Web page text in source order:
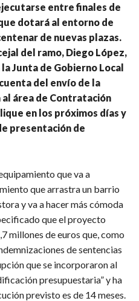
entre finales de
dotará al entorno de
de nuevas plazas.
del ramo, Diego López,
Junta de Gobierno Local
del envío de la
área de Contratación
en los próximos días y
presentación de
que va a
que arrastra un barrio
y va a hacer más cómoda
que el proyecto
millones de euros que, como
de sentencias
que se incorporaron al
presupuestaria” y ha
previsto es de 14 meses.